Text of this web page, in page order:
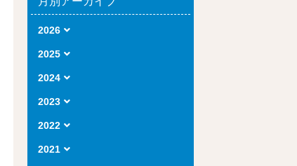
2026
2025
2024
2023
2022
2021